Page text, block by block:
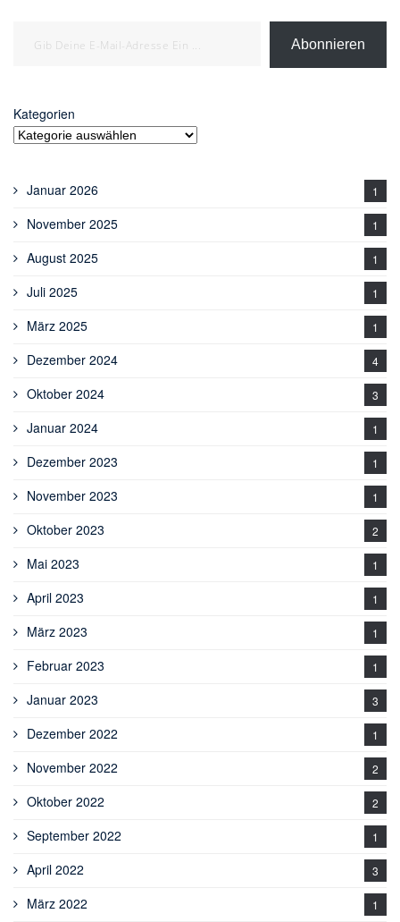
Abonnieren
Kategorien
Januar 2026 1
November 2025 1
August 2025 1
Juli 2025 1
März 2025 1
Dezember 2024 4
Oktober 2024 3
Januar 2024 1
Dezember 2023 1
November 2023 1
Oktober 2023 2
Mai 2023 1
April 2023 1
März 2023 1
Februar 2023 1
Januar 2023 3
Dezember 2022 1
November 2022 2
Oktober 2022 2
September 2022 1
April 2022 3
März 2022 1